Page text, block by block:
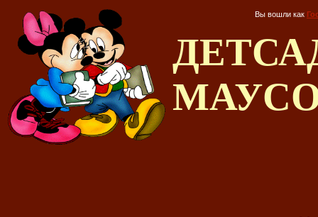
Вы вошли как